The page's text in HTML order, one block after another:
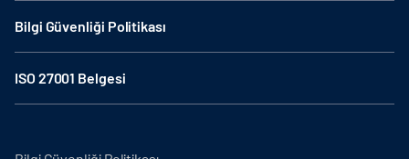
Bilgi Güvenliği Politikası
ISO 27001 Belgesi